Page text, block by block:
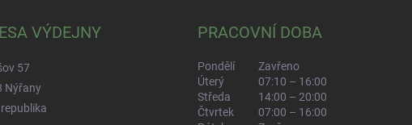
VÝDEJNY
57
Nýřany
PRACOVNÍ DOBA
Pondělí
Zavřeno
Úterý
07:10 – 16:00
Středa
14:00 – 20:00
Čtvrtek
07:00 – 16:00